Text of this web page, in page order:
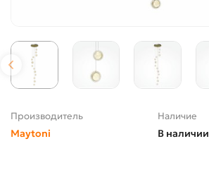
Производитель
Maytoni
Наличие
В наличии